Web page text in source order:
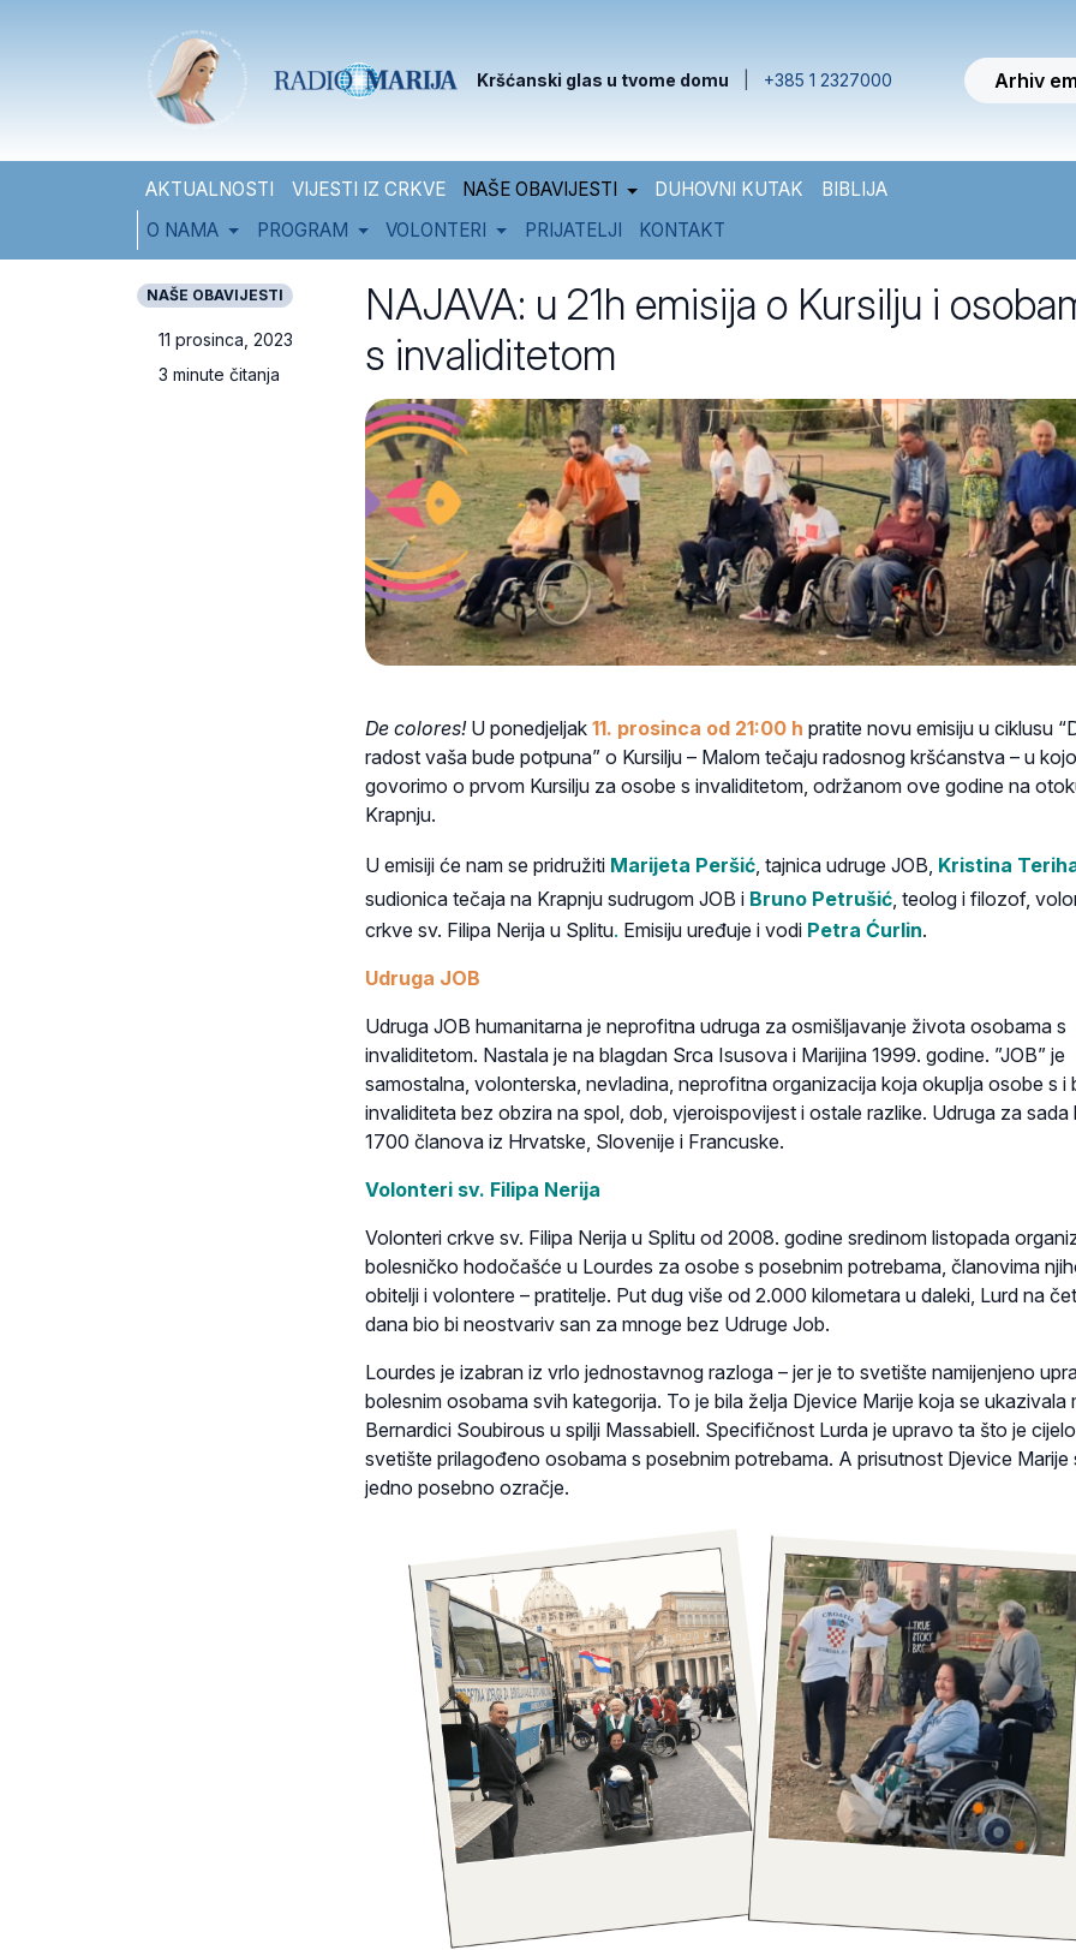
Kršćanski glas u tvome domu +385 1 2327000 Arhiv
AKTUALNOSTI VIJESTI IZ CRKVE NAŠE OBAVIJESTI DUHOVNI KUTAK
BIBLIJA
O NAMA
PROGRAM VOLONTERI PRIJATELJI KONTAKT
NAŠE OBAVIJESTI
11 prosinca, 2023
3 minute čitanja
NAJAVA: u 21h emisija o Kursilju i
s invaliditetom
De colores!U ponedjeljak 11. prosinca od 21:00 h pratite novu emisiju u ciklusu
radost vaša bude potpuna” o Kursilju – Malom tečaju radosnog kršćanstva – u
govorimo o prvom Kursilju za osobe s invaliditetom, održanom ove godine na
Krapnju.
U emisiji će nam se pridružiti Marijeta Peršić, tajnica udruge JOB, Kristina
sudionica tečaja na Krapnju sudrugom JOB i Bruno Petrušić, teolog i filozof,
crkve sv. Filipa Nerija u Splitu. Emisiju uređuje i vodi Petra Ćurlin.
Udruga JOB
Udruga JOB humanitarna je neprofitna udruga za osmišljavanje života osobama s
invaliditetom. Nastala je na blagdan Srca Isusova i Marijina 1999. godine. ”JOB” je
samostalna, volonterska, nevladina, neprofitna organizacija koja okuplja osobe s i
invaliditeta bez obzira na spol, dob, vjeroispovijest i ostale razlike. Udruga za sada
1700 članova iz Hrvatske, Slovenije i Francuske.
Volonteri sv. Filipa Nerija
Volonteri crkve sv. Filipa Nerija u Splitu od 2008. godine sredinom listopada
bolesničko hodočašće u Lourdes za osobe s posebnim potrebama, članovima
obitelji i volontere – pratitelje. Put dug više od 2.000 kilometara u daleki, Lurd na
dana bio bi neostvariv san za mnoge bez Udruge Job.
Lourdes je izabran iz vrlo jednostavnog razloga – jer je to svetište namijenjeno
bolesnim osobama svih kategorija. To je bila želja Djevice Marije koja se ukazivala
Bernardici Soubirous u spilji Massabiell. Specifičnost Lurda je upravo ta što je cijelo
svetište prilagođeno osobama s posebnim potrebama. A prisutnost Djevice Marije
jedno posebno ozračje.